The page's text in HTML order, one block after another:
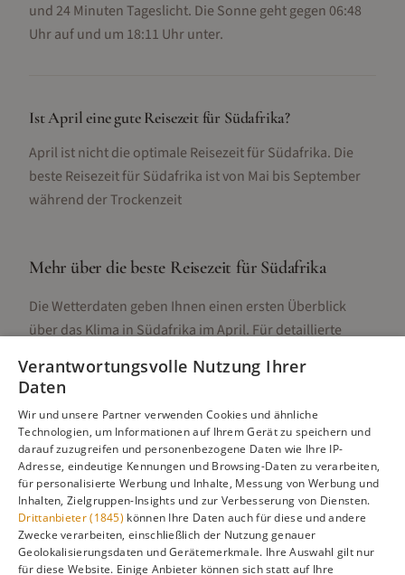
und 24 Minuten Tageslicht. Die Sonne geht gegen 06:48
Uhr auf und um 18:11 Uhr unter.
Ist April eine gute Reisezeit für Südafrika?
April ist nicht die optimale Reisezeit für Südafrika. Die
beste Reisezeit für Südafrika ist von Mai bis September
während der Trockenzeit
Mehr über die beste Reisezeit für Südafrika
Die Wetterdaten geben Ihnen einen ersten Überblick
über das Klima in Südafrika imApril. Für detaillierte
Unterschieden, Aktivitäten und Reisetipps besuchen Sie
Alle Infos zur besten ReisezeitSüdafrika
Gefällt dir diese Seite? Teile sie auf Pinterest!
Verantwortungsvolle Nutzung Ihrer
Daten
Wir und unsere Partner verwenden Cookies und ähnliche
Technologien, um Informationen auf Ihrem Gerät zu speichern und
darauf zuzugreifen und personenbezogene Daten wie Ihre IP-
Adresse, eindeutige Kennungen und Browsing-Daten zu verarbeiten,
für personalisierte Werbung und Inhalte, Messung von Werbung und
Inhalten, Zielgruppen-Insights und zur Verbesserung von Diensten.
Drittanbieter (1845) können Ihre Daten auch für diese und andere
Zwecke verarbeiten, einschließlich der Nutzung genauer
Geolokalisierungsdaten und Gerätemerkmale. Ihre Auswahl gilt nur
für diese Website. Einige Anbieter können sich statt auf Ihre